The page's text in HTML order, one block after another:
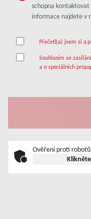
schopna
informace najdete v
Přečetl(a) jsem si a
Souhlasím se
a o speciálních
Ověření proti